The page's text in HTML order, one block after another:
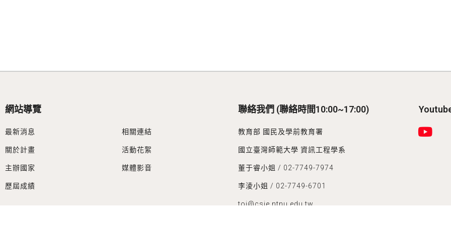
網站導覽
最新消息
關於計畫
主辦國家
歷屆成績
相關連結
活動花絮
媒體影音
聯絡我們 (聯絡時間10:00~17:00)
教育部 國民及學前教育署
國立臺灣師範大學 資訊工程學系
董于睿小姐 / 02-7749-7974
李淩小姐 / 02-7749-6701
toi@csie.ntnu.edu.tw